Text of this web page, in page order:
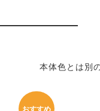
本体色とは別
おすすめ